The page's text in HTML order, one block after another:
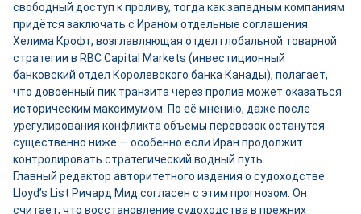
свободный доступ к проливу, тогда как западным компаниям
придётся заключать с Ираном отдельные соглашения.
Хелима Крофт, возглавляющая отдел глобальной товарной
стратегии в RBC Capital Markets (инвестиционный
банковский отдел Королевского банка Канады), полагает,
что довоенный пик транзита через пролив может оказаться
историческим максимумом. По её мнению, даже после
урегулирования конфликта объёмы перевозок останутся
существенно ниже — особенно если Иран продолжит
контролировать стратегический водный путь.
Главный редактор авторитетного издания о судоходстве
Lloyd’s List Ричард Мид согласен с этим прогнозом. Он
считает, что восстановление судоходства в прежних